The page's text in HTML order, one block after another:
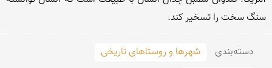
سنگ سخت را تسخیر كند.
دسته‌بندی
شهرها و روستاهای تاریخی